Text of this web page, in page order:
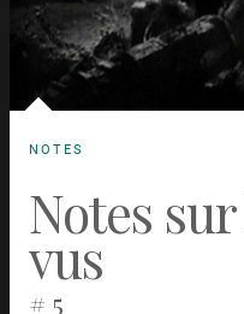
NOTES
Notes
vus
# 5